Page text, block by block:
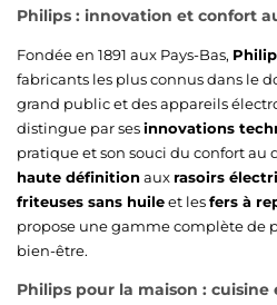
Philips : innovation et confort
Fondée en 1891 aux Pays-Bas,
fabricants les plus connus dans le
grand public et des appareils
distingue par sesinnovations
pratique et son souci du confort au
haute définitionaux rasoirs
friteuses sans huileet lesfers à
propose une gamme complète de
bien-être.
Philips pour la maison :